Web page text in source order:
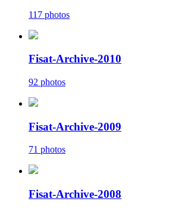
117 photos
Fisat-Archive-2010
92 photos
Fisat-Archive-2009
71 photos
Fisat-Archive-2008